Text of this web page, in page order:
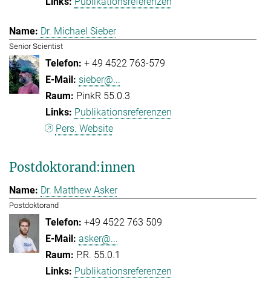
Dr. Michael Sieber
Senior Scientist
+ 49 4522 763-579
sieber@...
PinkR 55.0.3
Publikationsreferenzen
Pers. Website
Postdoktorand:innen
Dr. Matthew Asker
Postdoktorand
+49 4522 763 509
asker@...
P.R. 55.0.1
Publikationsreferenzen